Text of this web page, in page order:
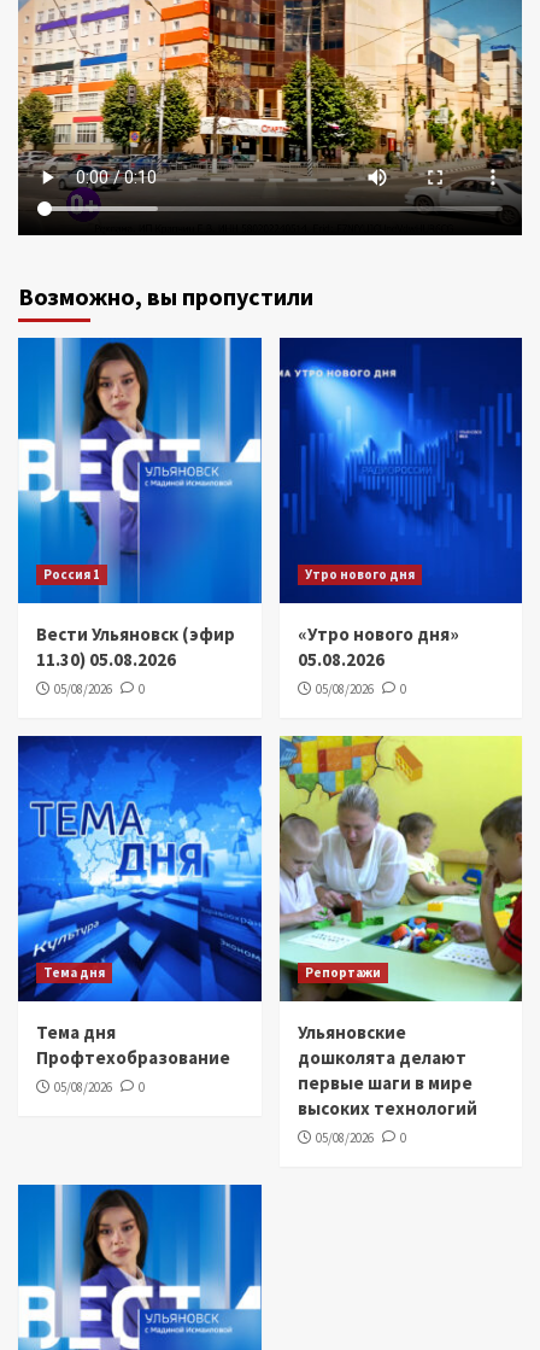
Возможно, вы пропустили
Россия 1
Вести Ульяновск (эфир
11.30) 05.08.2026
05/08/2026 0
Утро нового дня
«Утро нового дня»
05.08.2026
05/08/2026 0
Тема дня
Тема дня
Профтехобразование
05/08/2026 0
Репортажи
Ульяновские
дошколята делают
первые шаги в мире
высоких технологий
05/08/2026 0